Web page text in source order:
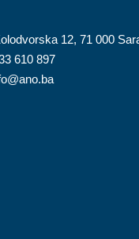
12, 71 000
610 897